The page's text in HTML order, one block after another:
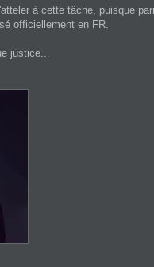
à cette tâche, puisque
officiellement en FR.
justice...